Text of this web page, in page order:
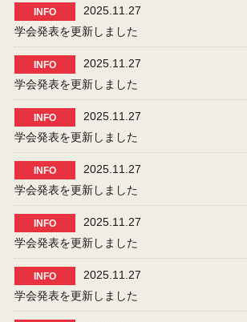
INFO
2025.11.27
学会発表を更新しました
INFO
2025.11.27
学会発表を更新しました
INFO
2025.11.27
学会発表を更新しました
INFO
2025.11.27
学会発表を更新しました
INFO
2025.11.27
学会発表を更新しました
INFO
2025.11.27
学会発表を更新しました